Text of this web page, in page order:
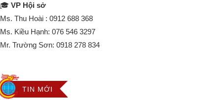
🎓 VP Hội sở
Ms. Thu Hoài :0912 688 368
Ms. Kiều Hạnh:076 546 3297
Mr. Trường Sơn:0918 278 834
TIN MỚI